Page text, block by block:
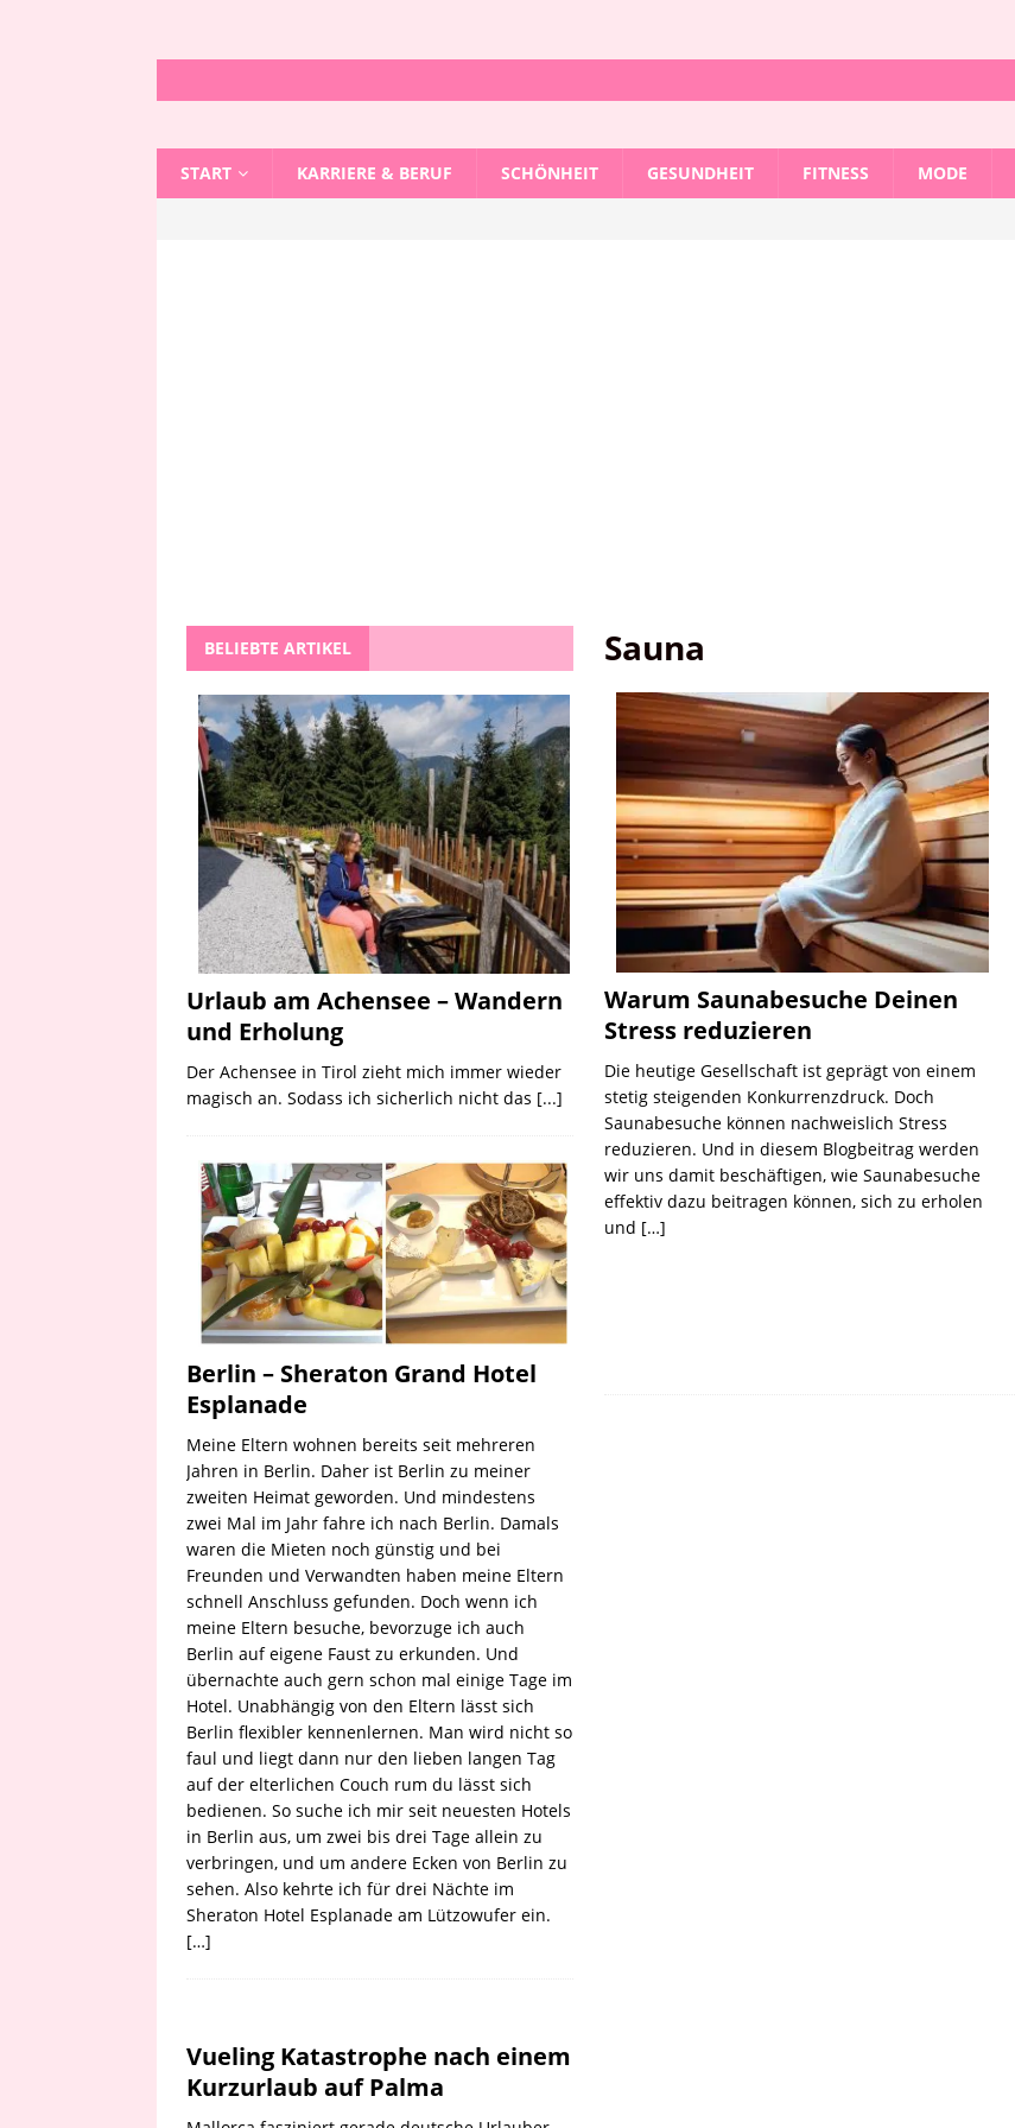
START KARRIERE & BERUF SCHÖNHEIT GESUNDHEIT FITNESS MODE
Sauna
Warum Saunabesuche Deinen
Stress reduzieren
Die heutige Gesellschaft ist geprägt von einem
stetig steigenden Konkurrenzdruck. Doch
Saunabesuche können nachweislich Stress
reduzieren. Und in diesem Blogbeitrag werden
wir uns damit beschäftigen, wie Saunabesuche
effektiv dazu beitragen können, sich zu erholen
und […]
BELIEBTE ARTIKEL
Urlaub am Achensee – Wandern
und Erholung
Der Achensee in Tirol zieht mich immer wieder
magisch an. Sodass ich sicherlich nicht das [...]
Berlin – Sheraton Grand Hotel
Esplanade
Meine Eltern wohnen bereits seit mehreren
Jahren in Berlin. Daher ist Berlin zu meiner
zweiten Heimat geworden. Und mindestens
zwei Mal im Jahr fahre ich nach Berlin. Damals
waren die Mieten noch günstig und bei
Freunden und Verwandten haben meine Eltern
schnell Anschluss gefunden. Doch wenn ich
meine Eltern besuche, bevorzuge ich auch
Berlin auf eigene Faust zu erkunden. Und
übernachte auch gern schon mal einige Tage im
Hotel. Unabhängig von den Eltern lässt sich
Berlin flexibler kennenlernen. Man wird nicht so
faul und liegt dann nur den lieben langen Tag
auf der elterlichen Couch rum du lässt sich
bedienen. So suche ich mir seit neuesten Hotels
in Berlin aus, um zwei bis drei Tage allein zu
verbringen, und um andere Ecken von Berlin zu
sehen. Also kehrte ich für drei Nächte im
Sheraton Hotel Esplanade am Lützowufer ein.
[…]
Vueling Katastrophe nach einem
Kurzurlaub auf Palma